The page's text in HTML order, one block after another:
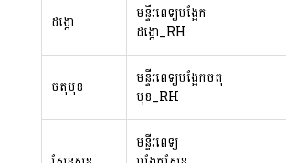
ដង្កោ
មន្ទីរពេទ្យបង្អែក
ដង្កោ_RH
ចតុមុខ
មន្ទីរពេទ្យបង្អែកចតុ
មុខ_RH
មន្ទីរពេទ្យ